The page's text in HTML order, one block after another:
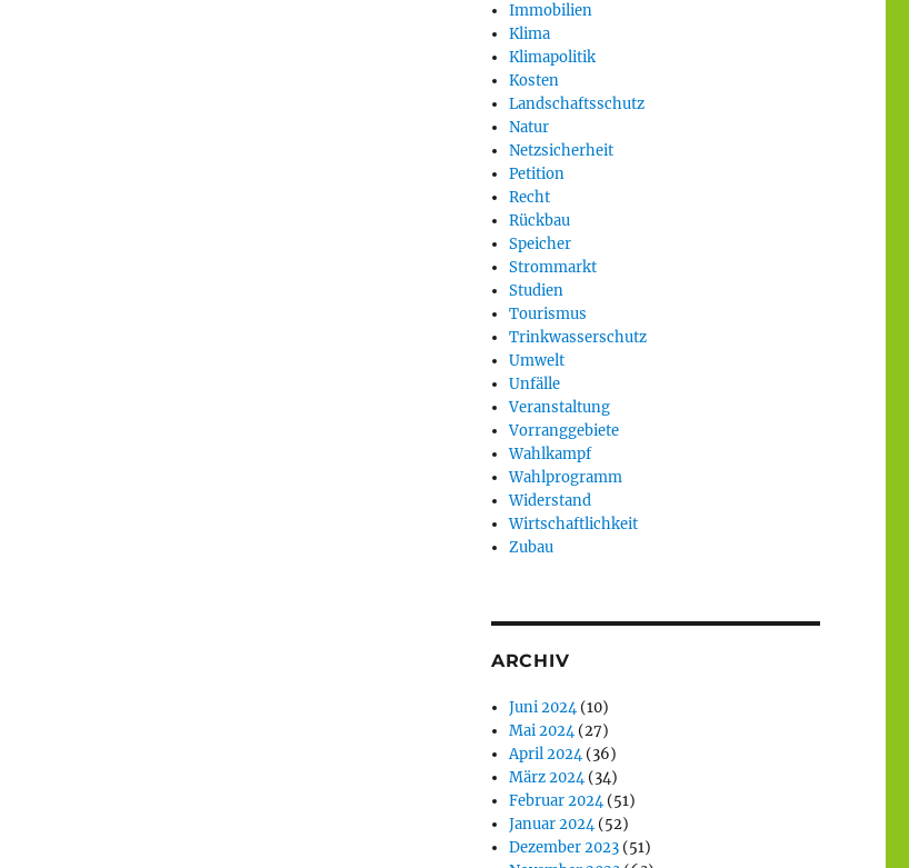
Immobilien
Klima
Klimapolitik
Kosten
Landschaftsschutz
Natur
Netzsicherheit
Petition
Recht
Rückbau
Speicher
Strommarkt
Studien
Tourismus
Trinkwasserschutz
Umwelt
Unfälle
Veranstaltung
Vorranggebiete
Wahlkampf
Wahlprogramm
Widerstand
Wirtschaftlichkeit
Zubau
ARCHIV
Juni 2024(10)
Mai 2024(27)
April 2024(36)
März 2024(34)
Februar 2024(51)
Januar 2024(52)
Dezember 2023 (51)